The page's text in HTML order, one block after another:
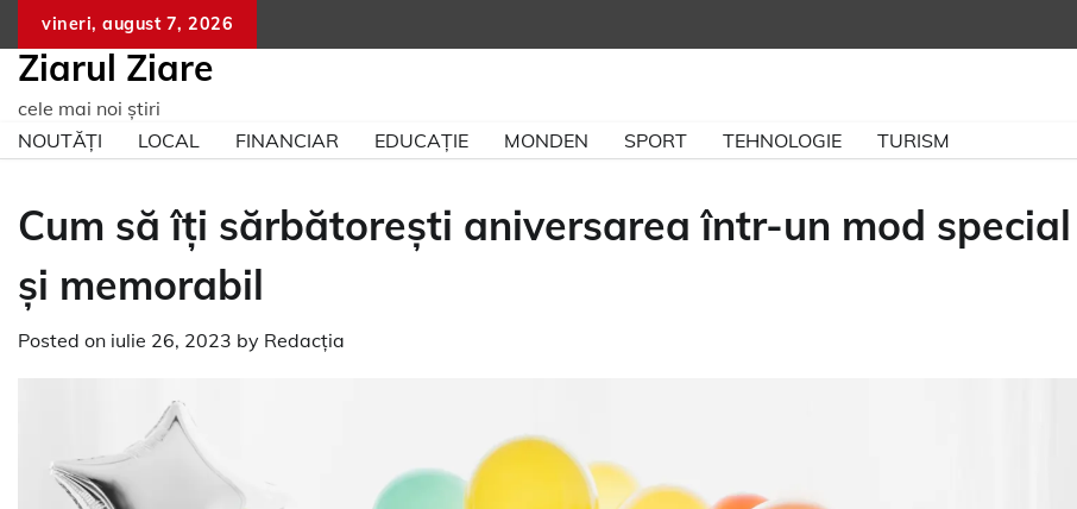
content
vineri, august 7, 2026
Ziarul Ziare
cele mai noi știri
NOUTĂȚI
LOCAL FINANCIAR EDUCAȚIE MONDEN SPORT TEHNOLOGIE TURISM
Cum să îți sărbătorești aniversarea într-un mod special
și memorabil
Posted on iulie 26, 2023 by Redacția